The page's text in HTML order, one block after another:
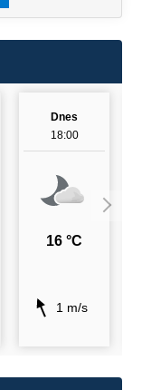
Dnes
18:00
16 °C
1 m/s